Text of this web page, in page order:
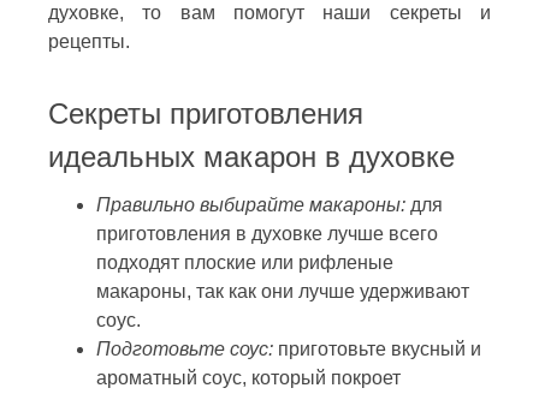
духовке, то вам помогут наши секреты и
рецепты.
Секреты приготовления
идеальных макарон в духовке
Правильно выбирайте макароны: для
приготовления в духовке лучше всего
подходят плоские или рифленые
макароны, так как они лучше удерживают
соус.
Подготовьте соус: приготовьте вкусный и
ароматный соус, который покроет